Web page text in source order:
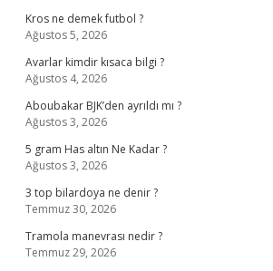
Kros ne demek futbol ?
Ağustos 5, 2026
Avarlar kimdir kısaca bilgi ?
Ağustos 4, 2026
Aboubakar BJK’den ayrıldı mı ?
Ağustos 3, 2026
5 gram Has altın Ne Kadar ?
Ağustos 3, 2026
3 top bilardoya ne denir ?
Temmuz 30, 2026
Tramola manevrası nedir ?
Temmuz 29, 2026